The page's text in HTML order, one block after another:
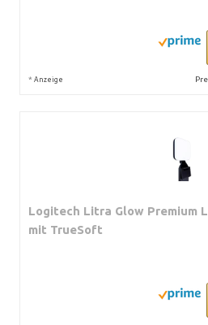
* Anzeige
Logitech Litra Glow Premium
mit TrueSoft